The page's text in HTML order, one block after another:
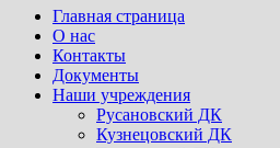
Главная страница
О нас
Контакты
Документы
Наши учреждения
Русановский ДК
Кузнецовский ДК